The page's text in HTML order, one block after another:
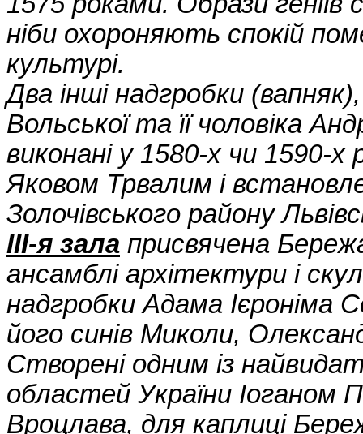
ніби охороняють спокій
культурі.
Два інші надгробки
Вольської та її чоловіка
виконані у 1580-х чи 1590-
Яковом Трвалим і
Золочівського району
III-я зала присвячена
ансамблі архітектури і
надгробки Адама Ієроніма
його синів Миколи,
Створені одним із
областей України Іоганом
Вроцлава, для каплиці